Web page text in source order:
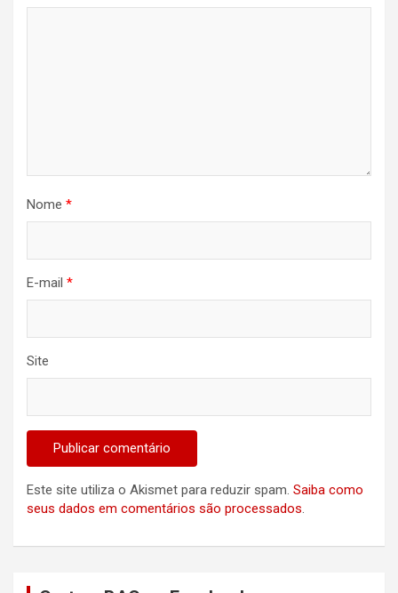
Nome *
E-mail *
Site
Este site utiliza o Akismet para reduzir spam. Saiba como
seus dados em comentários são processados.